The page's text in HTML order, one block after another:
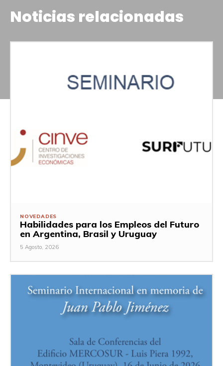
Noticias relacionadas
NOVEDADES
Habilidades para los Empleos del Futuro
en Argentina, Brasil y Uruguay
5 Agosto, 2026